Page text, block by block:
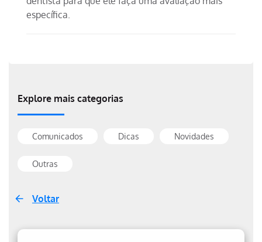
específica.
Explore mais categorias
Comunicados Dicas Novidades
Outras
Voltar